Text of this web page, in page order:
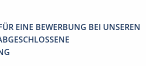
EINE BEWERBUNG BEI UNSEREN